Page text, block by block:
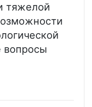
тяжелой
вопросы